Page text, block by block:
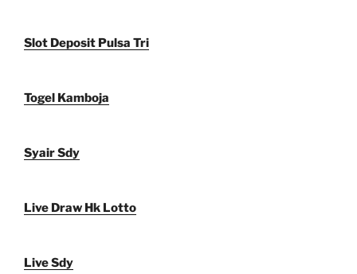
Slot Deposit Pulsa Tri
Togel Kamboja
Syair Sdy
Live Draw Hk Lotto
Live Sdy